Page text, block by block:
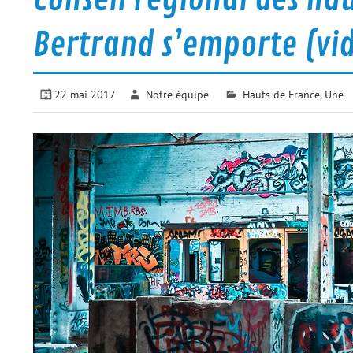
Bertrand s’emporte
22 mai 2017 Notre équipe Hauts de France, Une